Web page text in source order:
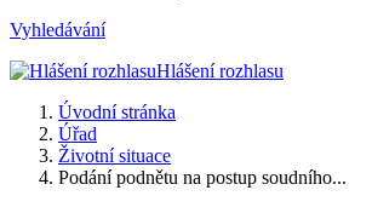
Vyhledávání
Hlášení rozhlasu
Úvodní stránka
Úřad
Životní situace
Podání podnětu na postup soudního...